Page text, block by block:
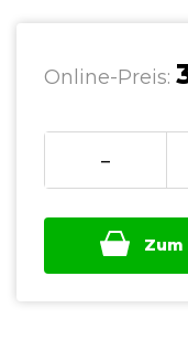
Online-Preis:
-